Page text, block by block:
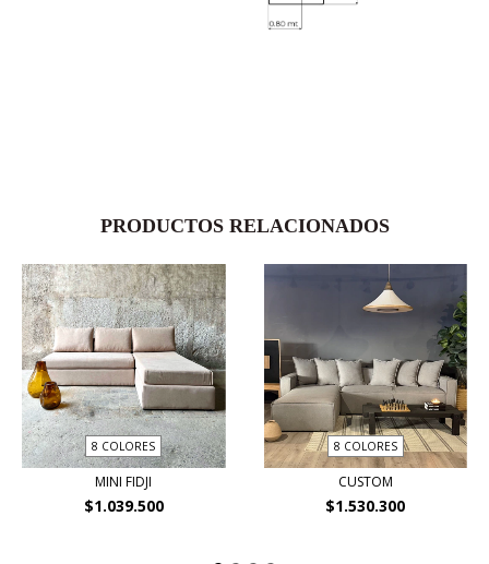
PRODUCTOS RELACIONADOS
8 COLORES
MINI FIDJI
$1.039.500
8 COLORES
CUSTOM
$1.530.300